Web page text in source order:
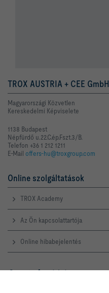
TROX AUSTRIA + CEE GmbH
Magyarországi Közvetlen
Kereskedelmi Képviselete
1138 Budapest
Népfürdő u.22.C.ép.Fszt.3/B.
Telefon +36 1 212 1211
E-Mail offers-hu@troxgroup.com
Online szolgáltatások
TROX Academy
Az Ön kapcsolattartója
Online hibabejelentés
Szerviz forródrót